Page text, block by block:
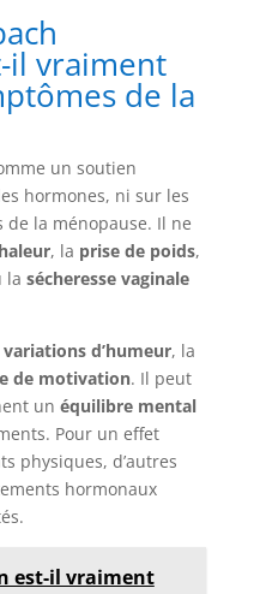
il vraiment
de la
un soutien
hormones, ni sur les
de la ménopause. Il ne
, la prise de poids,
la sécheresse vaginale
variations d’humeur, la
de motivation. Il peut
un équilibre mental
Pour un effet
physiques, d’autres
hormonaux
est-il vraiment